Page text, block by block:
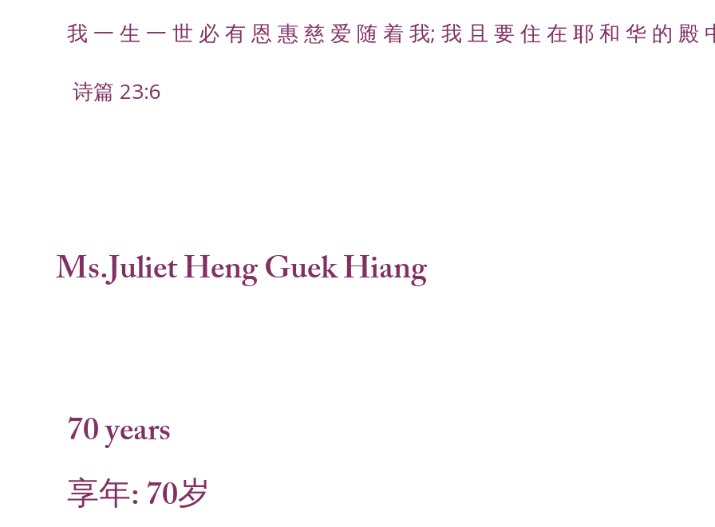
我 一 生 一 世 必 有 恩 惠 慈 爱 随 着 我; 我 且 要 住 在 耶 和 华 的 殿
诗篇 23:6
Ms.Juliet Heng Guek Hiang
70 years
享年: 70岁